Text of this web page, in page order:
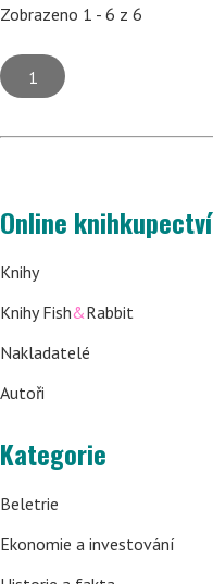
Zobrazeno 1 - 6 z 6
1
Online knihkupectví
Knihy
Knihy Fish&Rabbit
Nakladatelé
Autoři
Kategorie
Beletrie
Ekonomie a investování